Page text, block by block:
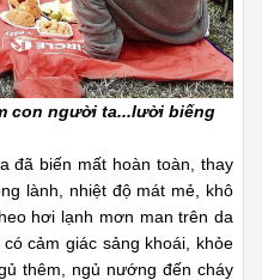
con người ta...lười biếng
đã biến mất hoàn toàn, thay
lành, nhiệt độ mát mẻ, khô
hơi lạnh mơn man trên da
cảm giác sảng khoái, khỏe
thêm, ngủ nướng đến cháy